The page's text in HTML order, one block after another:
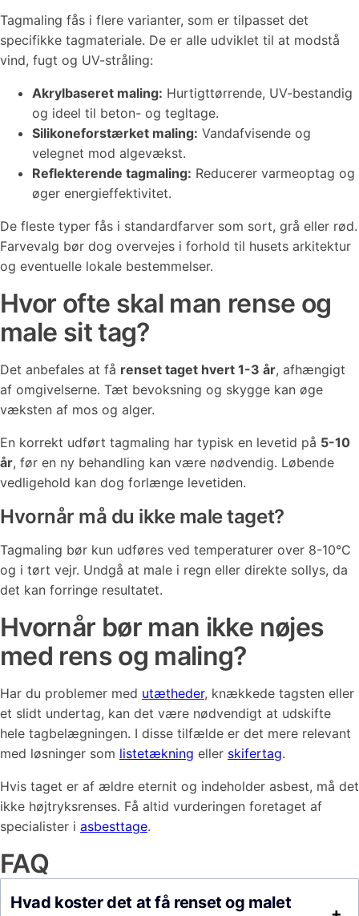
Tagmaling fås i flere varianter, som er tilpasset det
specifikke tagmateriale. De er alle udviklet til at modstå
vind, fugt og UV-stråling:
Akrylbaseret maling: Hurtigttørrende, UV-bestandig
og ideel til beton- og tegltage.
Silikoneforstærket maling: Vandafvisende og
velegnet mod algevækst.
Reflekterende tagmaling: Reducerer varmeoptag og
øger energieffektivitet.
De fleste typer fås i standardfarver som sort, grå eller rød.
Farvevalg bør dog overvejes i forhold til husets arkitektur
og eventuelle lokale bestemmelser.
Hvor ofte skal man rense og
male sit tag?
Det anbefales at få renset taget hvert 1-3 år, afhængigt
af omgivelserne. Tæt bevoksning og skygge kan øge
væksten af mos og alger.
En korrekt udført tagmaling har typisk en levetid på 5-10
år, før en ny behandling kan være nødvendig. Løbende
vedligehold kan dog forlænge levetiden.
Hvornår må du ikke male taget?
Tagmaling bør kun udføres ved temperaturer over 8-10°C
og i tørt vejr. Undgå at male i regn eller direkte sollys, da
det kan forringe resultatet.
Hvornår bør man ikke nøjes
med rens og maling?
Har du problemer med utætheder, knækkede tagsten eller
et slidt undertag, kan det være nødvendigt at udskifte
hele tagbelægningen. I disse tilfælde er det mere relevant
med løsninger som listetækning eller skifertag.
Hvis taget er af ældre eternit og indeholder asbest, må det
ikke højtryksrenses. Få altid vurderingen foretaget af
specialister i asbesttage.
FAQ
Hvad koster det at få renset og malet